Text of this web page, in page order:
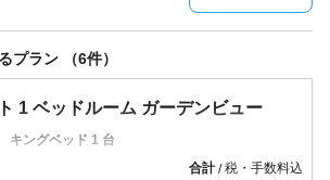
プラン （6件）
1 ベッドルーム ガーデンビュー
キングベッド 1 台
合計/税・手数料込